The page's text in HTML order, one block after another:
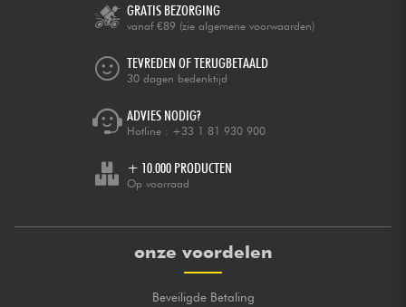
GRATIS BEZORGING
vanaf €89 (zie algemene voorwaarden)
TEVREDEN OF TERUGBETAALD
30 dagen bedenktijd
ADVIES NODIG?
Hotline : +33 1 81 930 900
+ 10.000 PRODUCTEN
Op voorraad
onze voordelen
Beveiligde Betaling